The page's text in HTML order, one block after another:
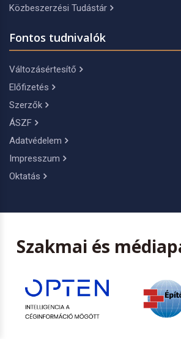
Közbeszerzési Tudástár
Fontos tudnivalók
Változásértesítő
Előfizetés
Szerzők
ÁSZF
Adatvédelem
Impresszum
Oktatás
Szakmai és